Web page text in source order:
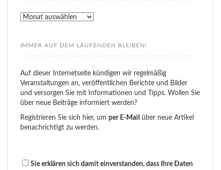
Rückblick
IMMER AUF DEM LAUFENDEN BLEIBEN!
Auf dieser Internetseite kündigen wir regelmäßig
Veranstaltungen an, veröffentlichen Berichte und Bilder
und versorgen Sie mit Informationen und Tipps. Wollen Sie
über neue Beiträge informiert werden?
Registrieren Sie sich hier, um per E-Mail
über neue Artikel
benachrichtigt zu werden.
Sie erklären sich damit einverstanden, dass Ihre Daten